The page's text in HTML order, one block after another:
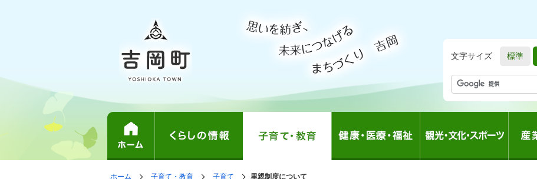
文字サイズ 標準
表
ホーム
の
子育て・教育
の
子育て
の
里親制度について